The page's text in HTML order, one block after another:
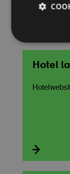
Hotel
